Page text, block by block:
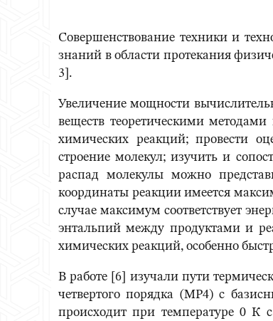
Совершенствование техники и
знаний в области протекания
3].
Увеличение мощности
веществ теоретическими
химических реакций; провести
строение молекул; изучить и
распад молекулы можно
координаты реакции имеется
случае максимум соответствует
энтальпий между продуктами и
химических реакций, особенно
В работе [6] изучали пути
четвертого порядка (MP4) с
происходит при температуре 0 К